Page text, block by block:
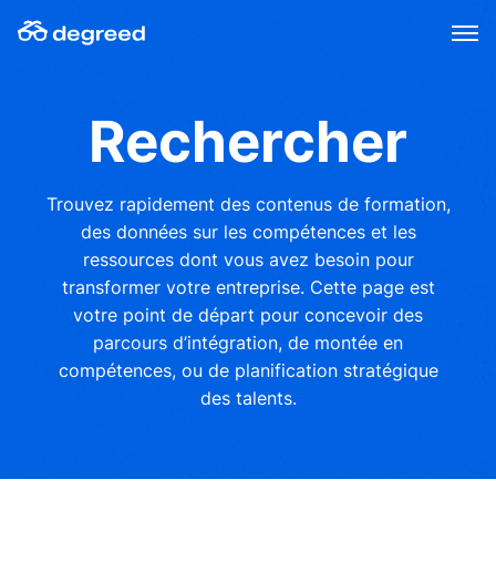
au
Rechercher
Trouvez rapidement des contenus de formation,
des données sur les compétences et les
ressources dont vous avez besoin pour
transformer votre entreprise. Cette page est
votre point de départ pour concevoir des
parcours d’intégration, de montée en
compétences, ou de planification stratégique
des talents.